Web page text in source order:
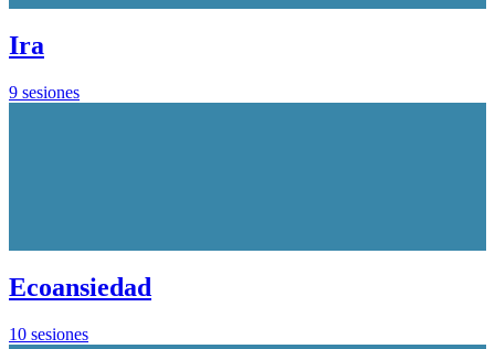
Ira
9 sesiones
Ecoansiedad
10 sesiones